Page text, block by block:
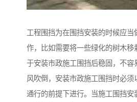
工程围挡为在围挡安装的时候应当
作，比如需要将一些绿化的树木移
于安装市政施工围挡后稳固，不容
风吹倒，安装市政施工围挡时必须
通行的前提下进行。当施工围挡安